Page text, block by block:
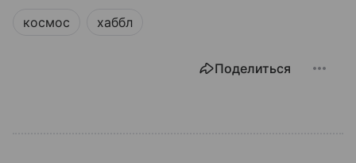
космос хаббл
Поделиться